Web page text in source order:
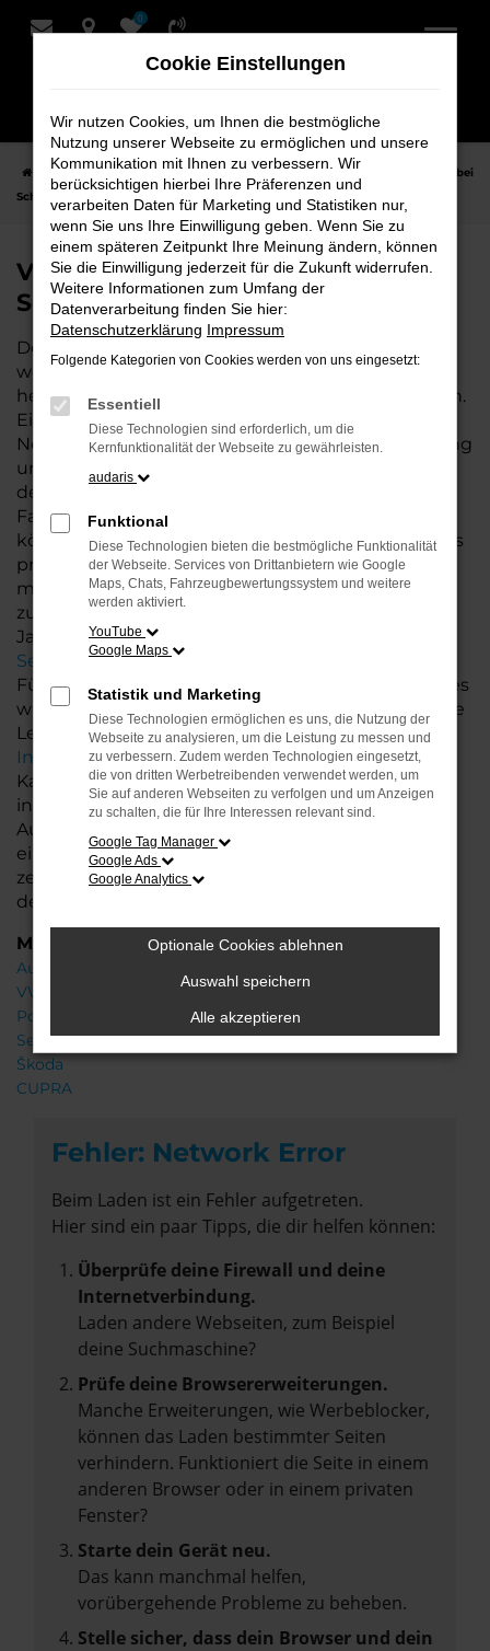
Zum
0
Startseite Hersteller VW VW Caddy
VW Caddy Jahreswagen bei
Schmidt + Koch - Ihr VW Autohaus
VW Caddy Jahreswagen bei
Schmidt + Koch - Ihr VW Autohaus
Der Jahreswagen VW Caddy ist die perfekte Wahl,
wenn Sie ein nahezu neues Fahrzeug zu einem
hervorragenden Preis-Leistungs-Verhältnis suchen.
Ein Jahreswagen bietet Ihnen die Vorteile eines
Neuwagens – moderne Technik, wenig Laufleistung
und nahezu keine Abnutzung – jedoch zu einem
deutlich günstigeren Preis. So erhalten Sie ein
Fahrzeug in nahezu neuwertigem Zustand und
können gleichzeitig von einer attraktiven Ersparnis
profitieren. Als Ihr VW Autohaus stehen wir Ihnen
mit unserer langjährigen Erfahrung und Expertise
zur Seite. Wir bieten Ihnen nicht nur topgepflegte
Jahreswagen, sondern auch einen exzellenten
Service
, der keine Wünsche offen lässt.
Für Ihr VW Fahrzeug bieten wir zusätzliche Services
wie flexible Finanzierungsmöglichkeiten, attraktive
Leasingangebote sowie die Möglichkeit zur
InzahlungnahmeIhres Altfahrzeugs. So wird der
Kauf Ihres Jahreswagens noch einfacher und
individueller. Profitieren Sie von unserer großen
Auswahl an Jahreswagen und lassen Sie sich in
einer ausführlichen Beratung Ihr Wunschfahrzeug
zeigen. Wir freuen uns darauf, Ihnen bei der Wahl
des perfekten VW Caddy zu helfen!
Marken
Audi
VW
Porsche
Seat
Škoda
CUPRA
Fehler: Network Error
Beim Laden ist ein Fehler aufgetreten.
Hier sind ein paar Tipps, die dir helfen können:
Überprüfe deine Firewall und deine
Internetverbindung.
Laden andere Webseiten, zum Beispiel
deine Suchmaschine?
Prüfe deine Browsererweiterungen.
Manche Erweiterungen, wie Werbeblocker,
können das Laden bestimmter Seiten
verhindern. Funktioniert die Seite in einem
anderen Browser oder in einem privaten
Fenster?
Starte dein Gerät neu.
Das kann manchmal helfen,
vorübergehende Probleme zu beheben.
Stelle sicher, dass dein Browser und dein
Cookie Einstellungen
Wir nutzen Cookies, um Ihnen die bestmögliche
Nutzung unserer Webseite zu ermöglichen und unsere
Kommunikation mit Ihnen zu verbessern. Wir
berücksichtigen hierbei Ihre Präferenzen und
verarbeiten Daten für Marketing und Statistiken nur,
wenn Sie uns Ihre Einwilligung geben. Wenn Sie zu
einem späteren Zeitpunkt Ihre Meinung ändern, können
Sie die Einwilligung jederzeit für die Zukunft widerrufen.
Weitere Informationen zum Umfang der
Datenverarbeitung finden Sie hier:
Datenschutzerklärung Impressum
Folgende Kategorien von Cookies werden von uns eingesetzt:
Essentiell
Diese Technologien sind erforderlich, um die
Kernfunktionalität der Webseite zu gewährleisten.
audaris
Funktional
Diese Technologien bieten die bestmögliche Funktionalität
der Webseite. Services von Drittanbietern wie Google
Maps, Chats, Fahrzeugbewertungssystem und weitere
werden aktiviert.
YouTube
Google Maps
Statistik und Marketing
Diese Technologien ermöglichen es uns, die Nutzung der
Webseite zu analysieren, um die Leistung zu messen und
zu verbessern. Zudem werden Technologien eingesetzt,
die von dritten Werbetreibenden verwendet werden, um
Sie auf anderen Webseiten zu verfolgen und um Anzeigen
zu schalten, die für Ihre Interessen relevant sind.
Google Tag Manager
Google Ads
Google Analytics
Optionale Cookies ablehnen
Auswahl speichern
Alle akzeptieren